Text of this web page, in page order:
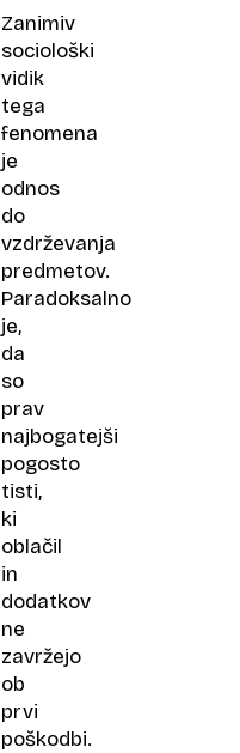
Zanimiv
sociološki
vidik
tega
fenomena
je
odnos
do
vzdrževanja
predmetov.
Paradoksalno
je,
da
so
prav
najbogatejši
pogosto
tisti,
ki
oblačil
in
dodatkov
ne
zavržejo
ob
prvi
poškodbi.